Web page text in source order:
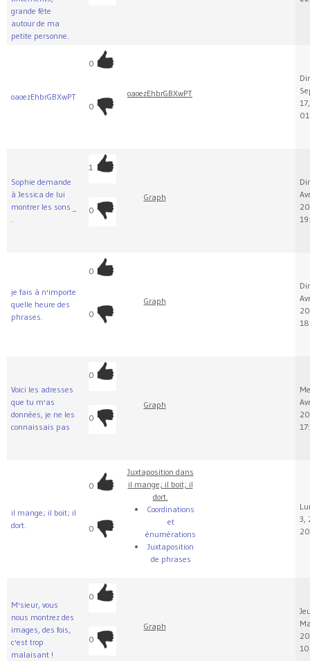
grande fête
autour de ma
petite personne.
oaoezEhbrGBXwPT
0
0
oaoezEhbrGBXwPT
Sophie demande
à Jessica de lui
montrer les sons _
.
1
0
Graph
je fais à n'importe
quelle heure des
phrases.
0
0
Graph
Voici les adresses
que tu m'as
données, je ne les
connaissais pas
0
0
Graph
il mange; il boit; il
dort.
0
0
Juxtaposition dans
il mange; il boit; il
dort.
Coordinations
et
énumérations
Juxtaposition
de phrases
3,
M'sieur, vous
nous montrez des
images, des fois,
c'est trop
malaisant !
0
0
Graph